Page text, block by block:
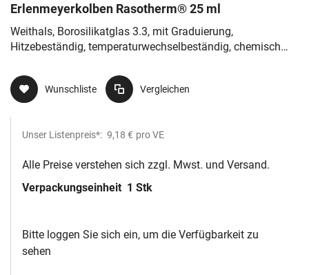
Erlenmeyerkolben Rasotherm® 25 ml
Weithals, Borosilikatglas 3.3, mit Graduierung,
Hitzebeständig, temperaturwechselbeständig, chemisch
Wunschliste Vergleichen
Unser Listenpreis*: 9,18 € pro VE
Alle Preise verstehen sich zzgl. Mwst. und Versand.
Verpackungseinheit 1 Stk
Bitte loggen Sie sich ein, um die Verfügbarkeit zu
sehen